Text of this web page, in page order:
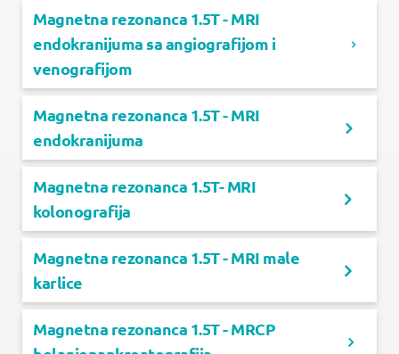
Magnetna rezonanca 1.5T - MRI
endokranijuma sa angiografijom i
venografijom
Magnetna rezonanca 1.5T - MRI
endokranijuma
Magnetna rezonanca 1.5T- MRI
kolonografija
Magnetna rezonanca 1.5T - MRI male
karlice
Magnetna rezonanca 1.5T - MRCP